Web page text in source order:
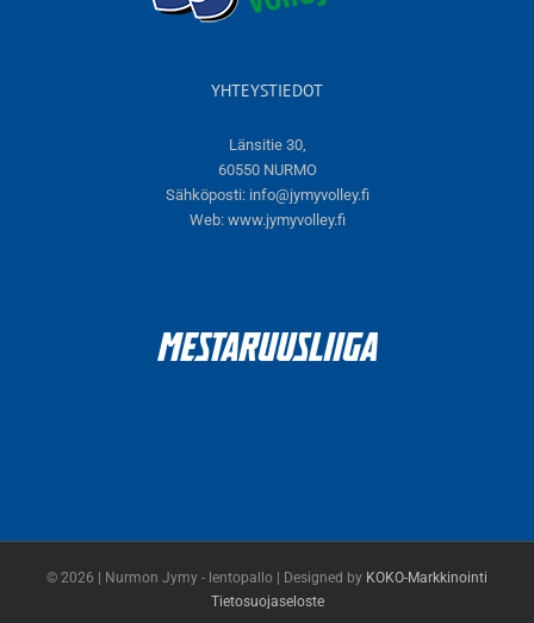
YHTEYSTIEDOT
Länsitie 30,
60550 NURMO
Sähköposti: info@jymyvolley.fi
Web: www.jymyvolley.fi
© 2026 | Nurmon Jymy - lentopallo | Designed by KOKO-Markkinointi
Tietosuojaseloste